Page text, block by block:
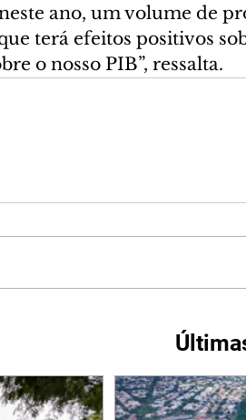
ano, um volume de
terá efeitos positivos
o nosso PIB”, ressalta.